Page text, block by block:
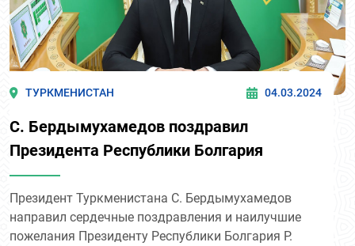
ТУРКМЕНИСТАН 04.03.2024
С. Бердымухамедов поздравил
Президента Республики Болгария
Президент Туркменистана С. Бердымухамедов
направил сердечные поздравления и наилучшие
пожелания Президенту Республики Болгария Р.